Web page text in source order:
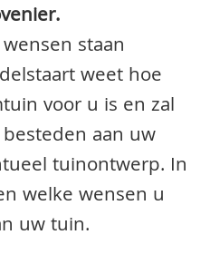
staan
weet hoe
voor u is en zal
aan uw
tuinontwerp. In
welke wensen u
uw tuin.